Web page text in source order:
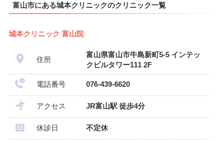
富山市にある城本クリニックのクリニック一覧
城本クリニック 富山院
住所
富山県富山市牛島新町5-5 インテッ
クビルタワー111 2F
電話番号 076-439-6620
アクセス JR富山駅 徒歩4分
休診日 不定休